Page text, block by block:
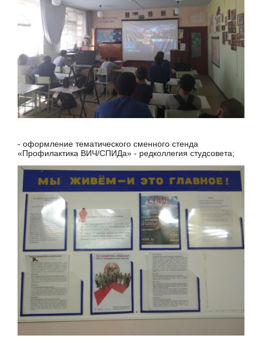
- оформление тематического сменного стенда
«Профилактика ВИЧ/СПИДа» - редколлегия студсовета;